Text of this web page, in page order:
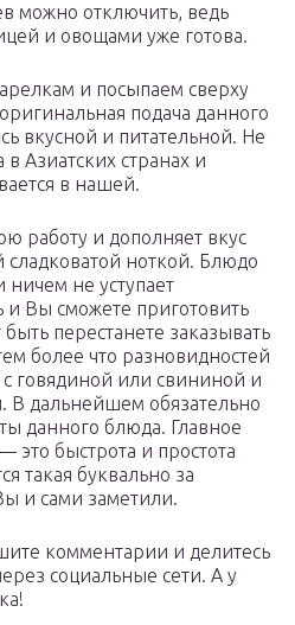
можно отключить, ведь
и овощами уже готова.
и посыпаем сверху
подача данного
вкусной и питательной. Не
Азиатских странах и
в нашей.
работу и дополняет вкус
ноткой. Блюдо
ничем не уступает
и Вы сможете приготовить
перестанете заказывать
более что разновидностей
с говядиной или свининой и
В дальнейшем обязательно
данного блюда. Главное
быстрота и простота
такая буквально за
и сами заметили.
комментарии и делитесь
социальные сети. А у